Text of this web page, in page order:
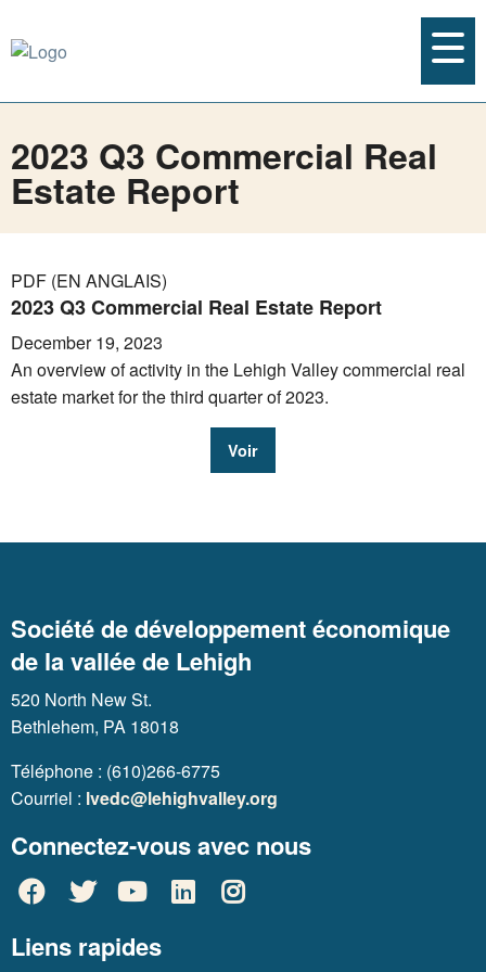
2023 Q3 Commercial Real
Estate Report
PDF (EN ANGLAIS)
2023 Q3 Commercial Real Estate Report
December 19, 2023
An overview of activity in the Lehigh Valley commercial real
estate market for the third quarter of 2023.
Voir
Société de développement économique
de la vallée de Lehigh
520 North New St.
Bethlehem, PA 18018
Téléphone : (610)266-6775
Courriel : lvedc@lehighvalley.org
Connectez-vous avec nous
Liens rapides